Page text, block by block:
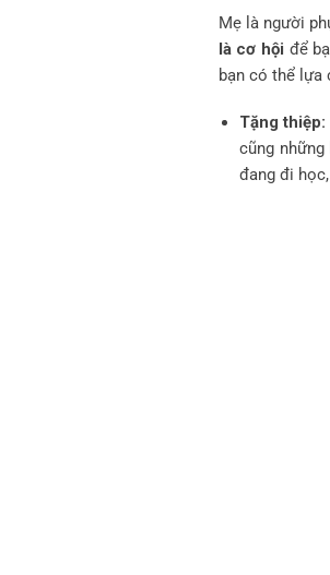
Mẹ là người
là cơ hội để
bạn có thể lựa
Tặng thiệp:
cũng
đang đi